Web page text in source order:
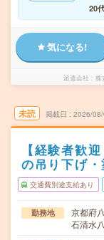
20
気になる!
派遣会社 株
未読 掲載日 2026/
【経験者歓
の吊り下げ
交通費別途支給あり
勤務地
京都府
石清水